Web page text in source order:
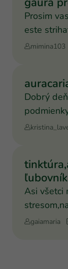
Prosim
este
mimina103
Dobrý
Asi všetci
urobiť si
gaiamaria